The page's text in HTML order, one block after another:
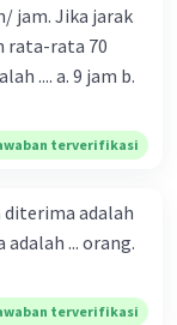
jam. Jika jarak
rata-rata 70
jam b.
terverifikasi
diterima adalah
... orang.
terverifikasi